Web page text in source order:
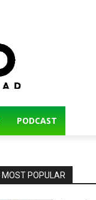
PODCAST
MOST POPULAR